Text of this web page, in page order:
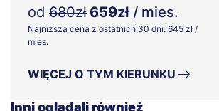
od 680zł 659zł / mies.
Najniższa cena z ostatnich 30 dni: 645 zł /
mies.
WIĘCEJ O TYM KIERUNKU
Inni oglądali również